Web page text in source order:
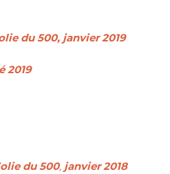
du 500, janvier 2019
2019
du 500,janvier 2018